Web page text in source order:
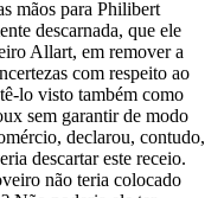
mãos para Philibert
descarnada, que ele
Allart, em remover a
com respeito ao
lo visto também como
sem garantir de modo
declarou, contudo,
descartar este receio.
não teria colocado